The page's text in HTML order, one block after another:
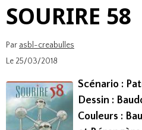
SOURIRE 58
Par asbl-creabulles
Le 25/03/2018
Scénario :
Dessin :
Couleurs :